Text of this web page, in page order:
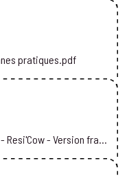
pratiques.pdf